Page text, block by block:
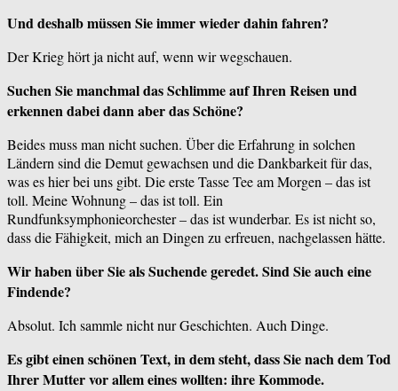
Und deshalb müssen Sie immer wieder dahin fahren?
Der Krieg hört ja nicht auf, wenn wir wegschauen.
Suchen Sie manchmal das Schlimme auf Ihren Reisen und
erkennen dabei dann aber das Schöne?
Beides muss man nicht suchen. Über die Erfahrung in solchen
Ländern sind die Demut gewachsen und die Dankbarkeit für das,
was es hier bei uns gibt. Die erste Tasse Tee am Morgen – das ist
toll. Meine Wohnung – das ist toll. Ein
Rundfunksymphonieorchester – das ist wunderbar. Es ist nicht so,
dass die Fähigkeit, mich an Dingen zu erfreuen, nachgelassen hätte.
Wir haben über Sie als Suchende geredet. Sind Sie auch eine
Findende?
Absolut. Ich sammle nicht nur Geschichten. Auch Dinge.
Es gibt einen schönen Text, in dem steht, dass Sie nach dem Tod
Ihrer Mutter vor allem eines wollten: ihre Kommode.